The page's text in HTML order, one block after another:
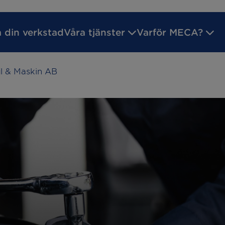
din verkstadVåra tjänster
reparation
Byta bromsar
Varför MECA?
& Maskin AB